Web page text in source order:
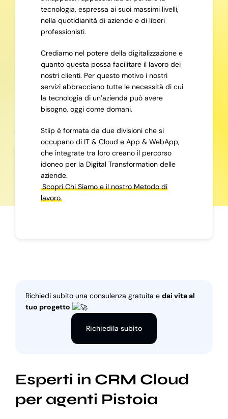
tecnologia, espressa ai suoi massimi livelli,
nella quotidianità di aziende e di liberi
professionisti.
Crediamo nel potere della digitalizzazione e
quanto questa possa facilitare il lavoro dei
nostri clienti. Per questo motivo i nostri
servizi abbracciano tutte le necessità di cui
la tecnologia di un’azienda può avere
bisogno, oggi come domani.
Stiip è formata da due divisioni che si
occupano di IT & Cloud e App & WebApp,
che integrate tra loro creano il percorso
idoneo per la Digital Transformation delle
aziende.
Scopri Chi Siamo e il nostro Metodo di
lavoro
Richiedi subito una consulenza gratuita e dai vita al
tuo progetto
Richiedila subito
Esperti in CRM Cloud
per agenti Pistoia